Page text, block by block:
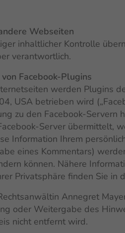
Webseiten
inhaltlicher Kontrolle
verantwortlich.
Facebook-Plugins
werden Plugins
USA betrieben wird
zu den Facebook-
Server übermittelt,
Information Ihrem
eines Kommentars)
können. Nähere
Privatsphäre finden Sie in
Annegret
oder Weitergabe des
nicht entfernt wird.